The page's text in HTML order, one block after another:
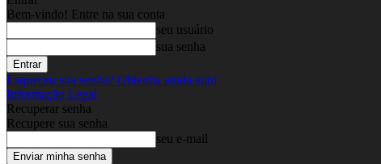
Bem-vindo! Entre na sua conta
seu usuário
sua senha
Esqueceu sua senha? Obtenha ajuda aqui
Informação Legal
Recuperar senha
Recupere sua senha
seu e-mail